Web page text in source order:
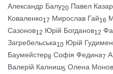
Александр Балу20 Павел
Коваленко17 Мирослав Гай16
Сазонов12 Юрій Богданов12
Загребельська10 Юрій
Баумейстер8 Софія Федина7
Валерій Калниш5 Олена